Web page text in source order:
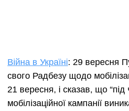
Війна в Україні: 29 вересня
свого Радбезу щодо
21 вересня, і сказав, що “під
мобілізаційної кампанії